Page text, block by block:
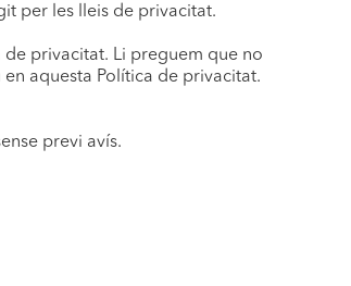
per les lleis de privacitat.
privacitat. Li preguem que no
aquesta Política de privacitat.
previ avís.